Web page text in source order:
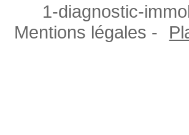
1-diagnostic-
Mentions légales -